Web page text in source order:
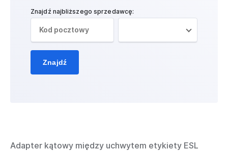
Znajdź najbliższego sprzedawcę:
Znajdź
Adapter kątowy między uchwytem etykiety ESL